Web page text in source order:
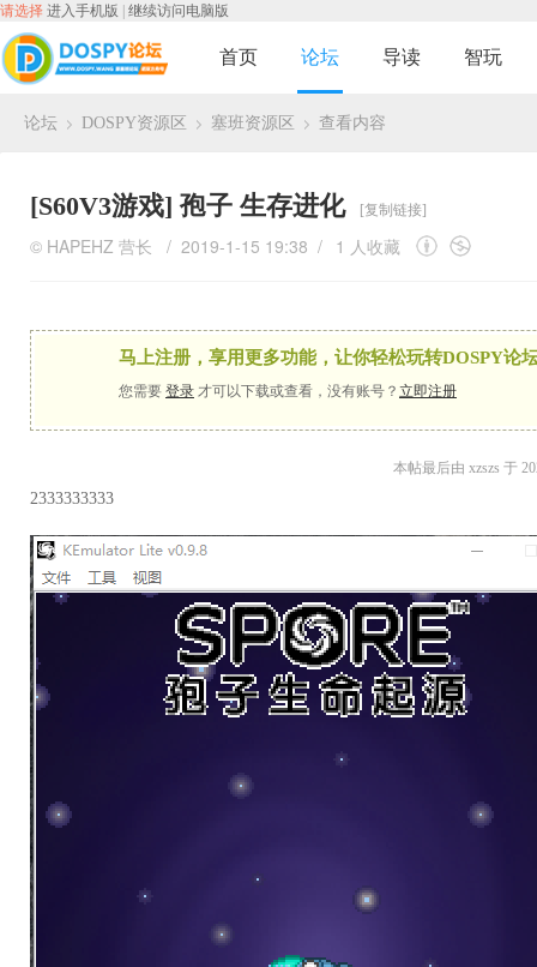
请选择 进入手机版 继续访问电脑版
首页 论坛 导读 智玩
论坛 DOSPY资源区 塞班资源区 查看内容
[S60V3游戏]孢子 生存进化 [复制链接]
© HAPEHZ 营长 / 2019-1-15 19:38 / 1 人收藏
马上注册，享用更多功能，让你轻松玩转DOSPY论
您需要 登录 才可以下载或查看，没有账号？ 立即注册
本帖最后由 xzszs 于
2333333333